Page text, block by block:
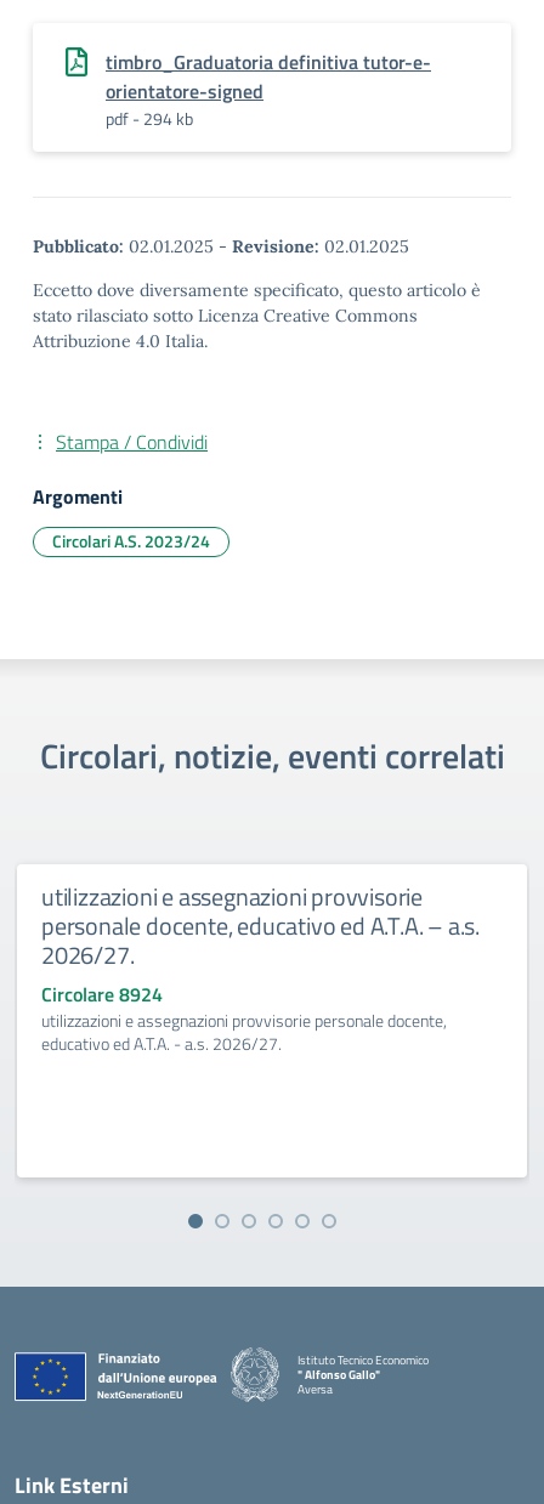
timbro_Graduatoria definitiva tutor-e-
orientatore-signed
pdf - 294 kb
Pubblicato: 02.01.2025 - Revisione: 02.01.2025
Eccetto dove diversamente specificato, questo articolo è
stato rilasciato sotto Licenza Creative Commons
Attribuzione 4.0 Italia.
Stampa / Condividi
Argomenti
Circolari A.S. 2023/24
Circolari, notizie, eventi correlati
utilizzazioni e assegnazioni provvisorie
personale docente, educativo ed A.T.A. – a.s.
2026/27.
Circolare 8924
utilizzazioni e assegnazioni provvisorie personale docente,
educativo ed A.T.A. - a.s. 2026/27.
Istituto Tecnico Economico
" Alfonso Gallo"
Aversa
Link Esterni